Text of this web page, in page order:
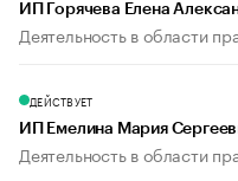
ИП Горячева Елена
Деятельность в области
ДЕЙСТВУЕТ
ИП Емелина Мария
Деятельность в области